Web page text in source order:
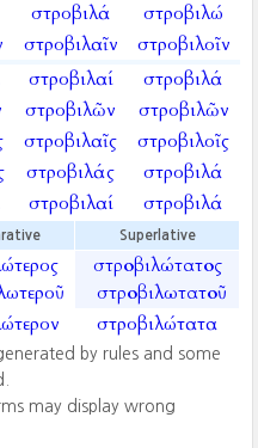
στροβιλά στροβιλώ
στροβιλαῖν στροβιλοῖν
στροβιλαί στροβιλά
στροβιλῶν στροβιλῶν
στροβιλαῖς στροβιλοῖς
στροβιλάς στροβιλά
στροβιλαί στροβιλά
Superlative
στροβιλώτατος
στροβιλωτατοῦ
στροβιλώτατα
by rules and some
may display wrong